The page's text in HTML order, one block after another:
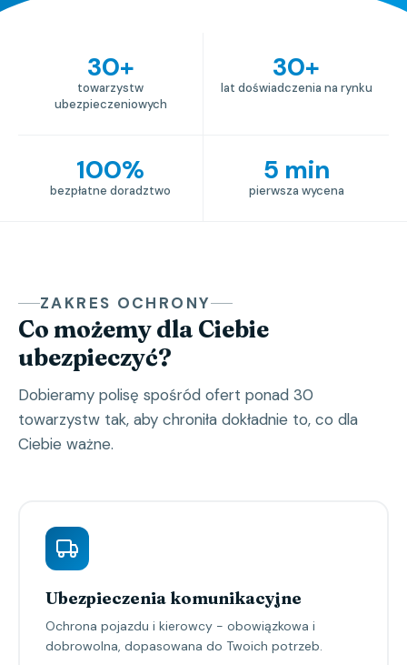
30+
towarzystw
ubezpieczeniowych
30+
lat doświadczenia na rynku
100%
bezpłatne doradztwo
5 min
pierwsza wycena
ZAKRES OCHRONY
Co możemy dla Ciebie
ubezpieczyć?
Dobieramy polisę spośród ofert ponad 30
towarzystw tak, aby chroniła dokładnie to, co dla
Ciebie ważne.
Ubezpieczenia komunikacyjne
Ochrona pojazdu i kierowcy - obowiązkowa i
dobrowolna, dopasowana do Twoich potrzeb.